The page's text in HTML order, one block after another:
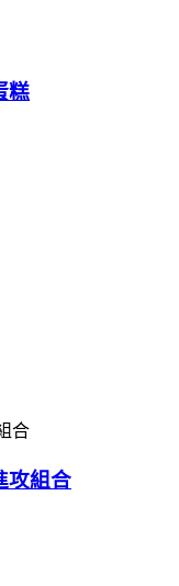
糕
攻組合